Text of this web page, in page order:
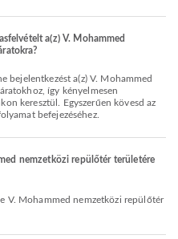
a(z) V. Mohammed
így kényelmesen
keresztül. Egyszerűen kövesd az
befejezéséhez.
nemzetközi repülőtér területére